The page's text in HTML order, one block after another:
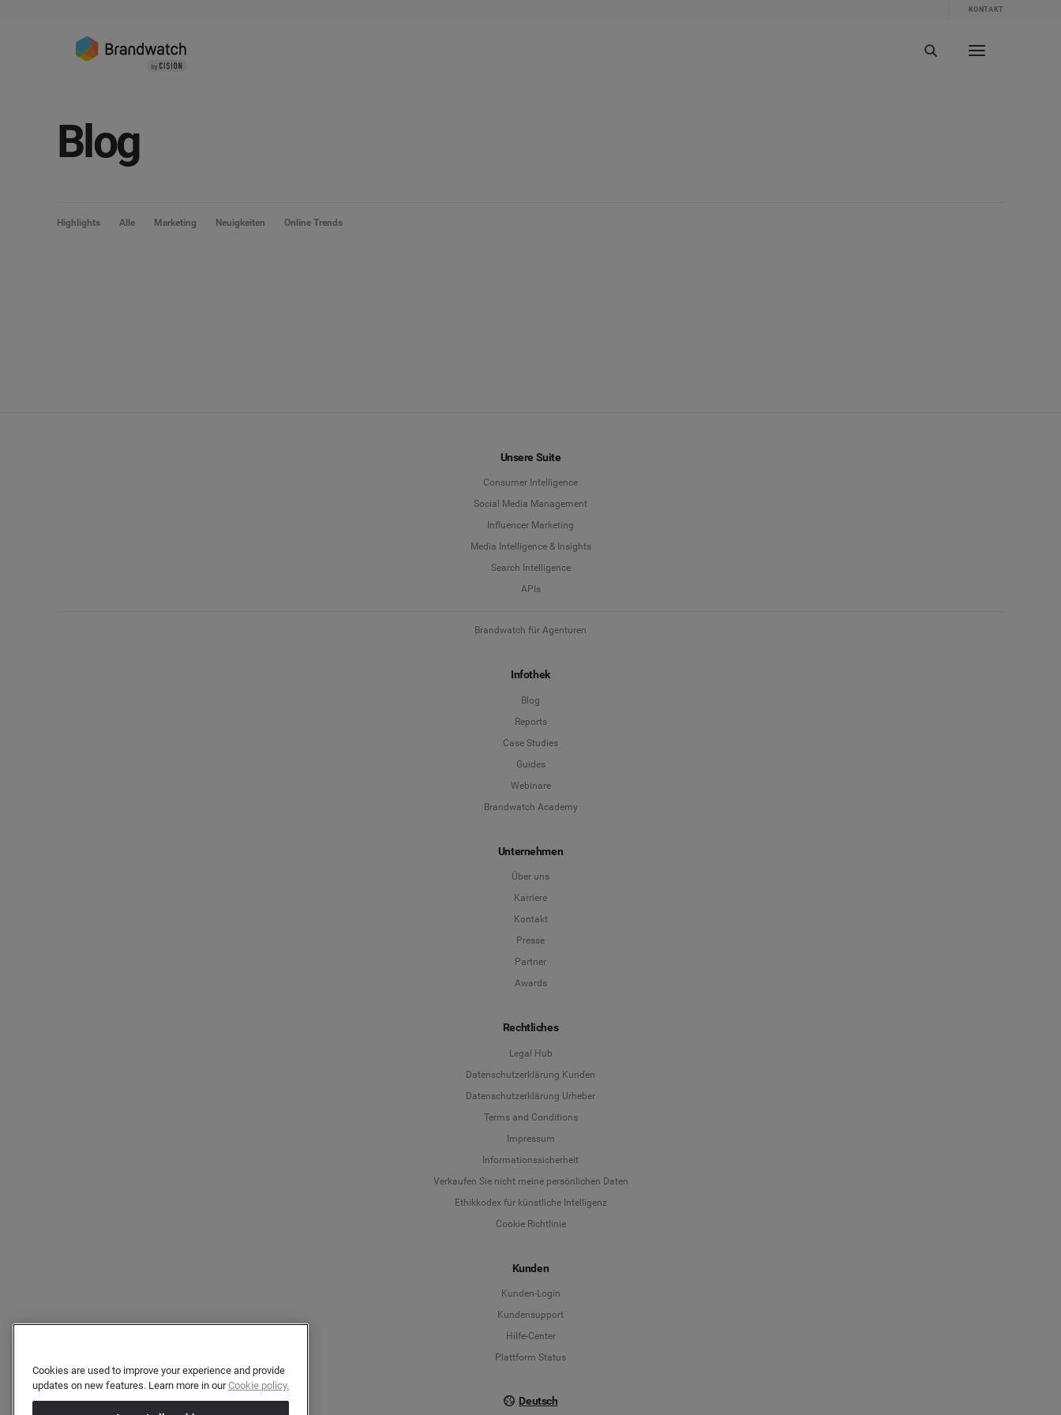
KONTAKT
Blog
Highlights Alle Marketing Neuigkeiten Online Trends
Unsere Suite
Consumer Intelligence
Social Media Management
Influencer Marketing
Media Intelligence & Insights
Search Intelligence
APIs
Brandwatch für Agenturen
Infothek
Blog
Reports
Case Studies
Guides
Webinare
Brandwatch Academy
Unternehmen
Über uns
Karriere
Kontakt
Presse
Partner
Awards
Rechtliches
Legal Hub
Datenschutzerklärung Kunden
Datenschutzerklärung Urheber
Terms and Conditions
Impressum
Informationssicherheit
Verkaufen Sie nicht meine persönlichen Daten
Ethikkodex für künstliche Intelligenz
Cookie Richtlinie
Kunden
Kunden-Login
Kundensupport
Hilfe-Center
Plattform Status
Deutsch
Deutsch
Cookies are used to improve your experience and provide
updates on new features. Learn more in ourCookie policy.